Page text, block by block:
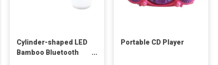
Cylinder-shaped LED
Bamboo Bluetooth
Portable CD Player